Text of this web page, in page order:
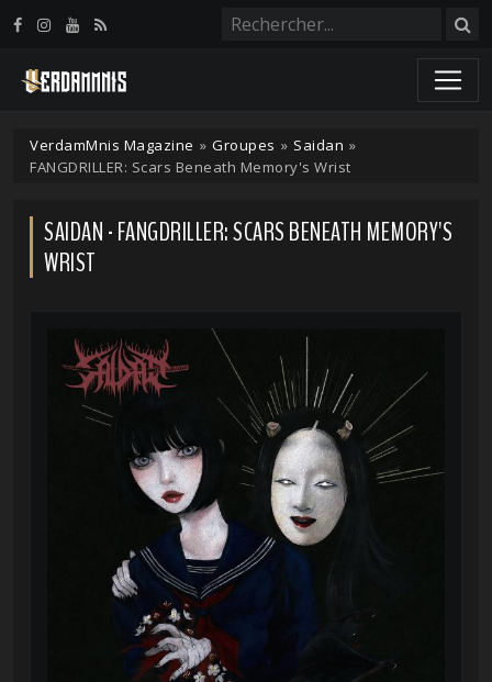
VerdamMnis Magazine » Groupes » Saidan »
FANGDRILLER: Scars Beneath Memory's Wrist
SAIDAN - FANGDRILLER: SCARS BENEATH MEMORY'S
WRIST
Panneau de gestion des cookies